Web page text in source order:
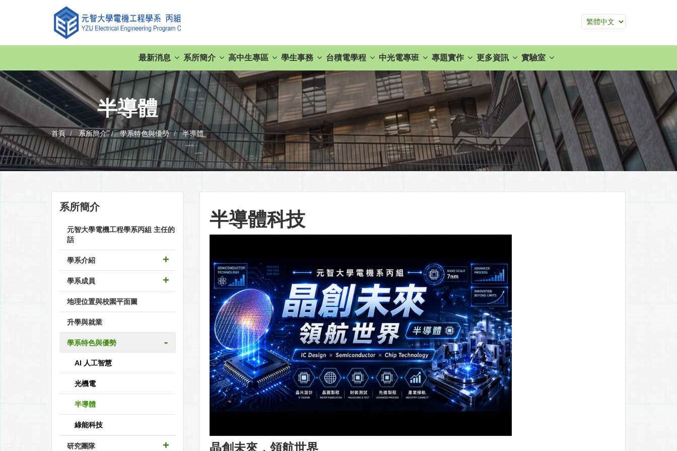
最新消息 系所簡介 高中生專區 學生事務 台積電學程 中光電專班 專題實作 更多資訊 實驗室
半導體
首頁 系所簡介 學系特色與優勢 半導體
系所簡介
元智大學電機工程學系丙組 主任的
話
學系介紹
學系成員
地理位置與校園平面圖
升學與就業
學系特色與優勢
AI 人工智慧
光機電
半導體
綠能科技
研究團隊
半導體科技
晶創未來．領航世界